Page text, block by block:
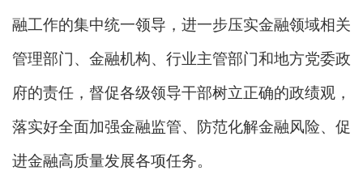
融工作的集中统一领导，进一步压实金融领域相关
管理部门、金融机构、行业主管部门和地方党委政
府的责任，督促各级领导干部树立正确的政绩观，
落实好全面加强金融监管、防范化解金融风险、促
进金融高质量发展各项任务。